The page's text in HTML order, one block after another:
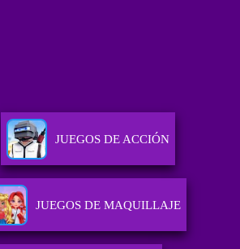
JUEGOS DE ACCIÓN
JUEGOS DE MAQUILLAJE